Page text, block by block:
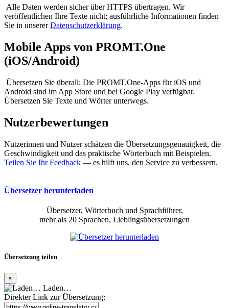
Alle Daten werden sicher über HTTPS übertragen. Wir
veröffentlichen Ihre Texte nicht; ausführliche Informationen finden
Sie in unsererDatenschutzerklärung.
Mobile Apps von PROMT.One
(iOS/Android)
Übersetzen Sie überall: Die PROMT.One-Apps für iOS und
Android sind im App Store und bei Google Play verfügbar.
Übersetzen Sie Texte und Wörter unterwegs.
Nutzerbewertungen
Nutzerinnen und Nutzer schätzen die Übersetzungsgenauigkeit, die
Geschwindigkeit und das praktische Wörterbuch mit Beispielen.
Teilen Sie Ihr Feedback — es hilft uns, den Service zu verbessern.
Übersetzer herunterladen
Übersetzer, Wörterbuch und Sprachführer,
mehr als 20 Sprachen, Lieblingsübersetzungen
Übersetzung teilen
×
Laden…
Direkter Link zur Übersetzung: